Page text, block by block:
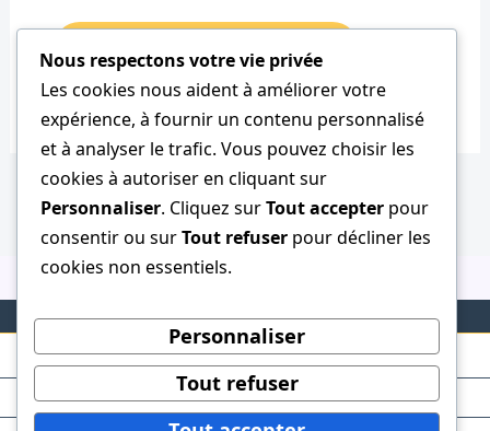
Nous respectons votre vie privée
Les cookies nous aident à améliorer votre
expérience, à fournir un contenu personnalisé
et à analyser le trafic. Vous pouvez choisir les
cookies à autoriser en cliquant sur
Personnaliser. Cliquez surTout accepter pour
consentir ou surTout refuser pour décliner les
cookies non essentiels.
Personnaliser
Tout refuser